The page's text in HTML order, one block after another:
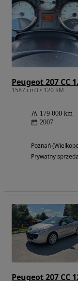
Peugeot 207 CC
1587 cm3 • 120 KM
179 000 km
2007
Poznań
Prywatny
Peugeot 207 CC